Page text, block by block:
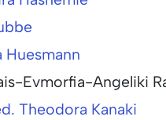
Huesmann
Evmorfia-Angeliki
Theodora Kanaki